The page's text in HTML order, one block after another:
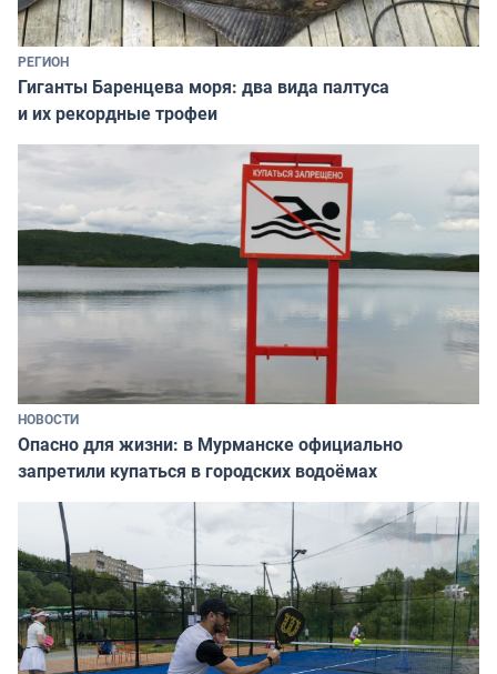
РЕГИОН
Гиганты Баренцева моря: два вида палтуса
и их рекордные трофеи
НОВОСТИ
Опасно для жизни: в Мурманске официально
запретили купаться в городских водоёмах